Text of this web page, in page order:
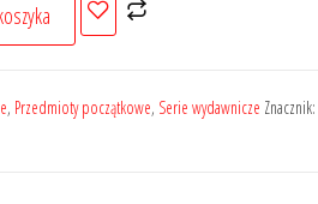
, Przedmioty początkowe, Serie wydawnicze Znacznik: